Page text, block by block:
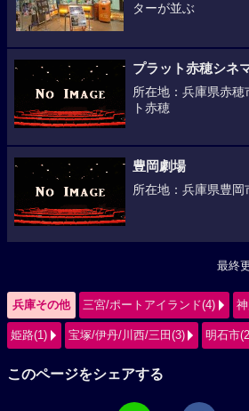
ターが並ぶ
プラット赤穂シネ
所在地：兵庫県赤
ト赤穂
豊岡劇場
所在地：兵庫県豊岡
最終
兵庫その他 三宮/ポートアイランド(4)
姫路(1) 宝塚/伊丹/川西/三田(3) 明石市
このページをシェアする